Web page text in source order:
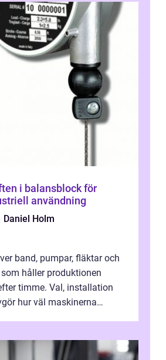
i balansblock för
användning
Daniel Holm
band, pumpar, fläktar och
håller produktionen
timme. Val, installation
hur väl maskinerna